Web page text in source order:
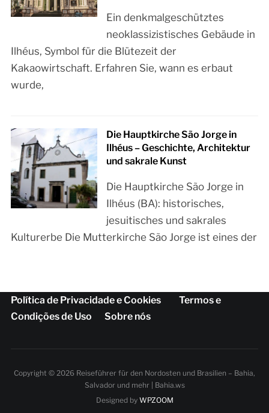
Ein denkmalgeschütztes
neoklassizistisches Gebäude in
Ilhéus, Symbol für die Blütezeit der
Kakaowirtschaft. Erfahren Sie, wann es erbaut
wurde,
Die Hauptkirche São Jorge in
Ilhéus – Geschichte, Architektur
und sakrale Kunst
Die Hauptkirche São Jorge in
Ilhéus (BA): historisches,
jesuitisches und sakrales
Kulturerbe Die Mutterkirche São Jorge ist eines der
Política de Privacidade e Cookies
Termos e
Condições de Uso
Sobre nós
Copyright © 2026 Reiseführer für den Nordosten und Brasilien – Bahia,
Salvador und mehr | Bahia.ws
Designed by WPZOOM